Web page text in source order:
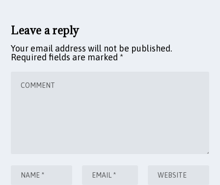
Leave a reply
Your email address will not be published.
Required fields are marked *